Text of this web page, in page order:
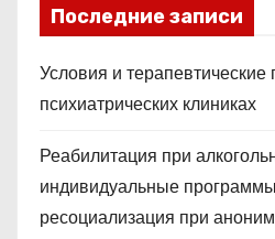
Последние записи
Условия и
психиатрических клиниках
Реабилитация при
индивидуальные
ресоциализация при